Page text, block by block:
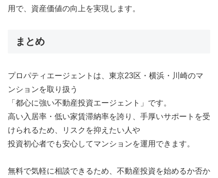
用で、資産価値の向上を実現します。
まとめ
プロパティエージェントは、東京23区・横浜・川崎のマ
ンションを取り扱う
「都心に強い不動産投資エージェント」です。
高い入居率・低い家賃滞納率を誇り、手厚いサポートを受
けられるため、リスクを抑えたい人や
投資初心者でも安心してマンションを運用できます。
無料で気軽に相談できるため、不動産投資を始めるか否か